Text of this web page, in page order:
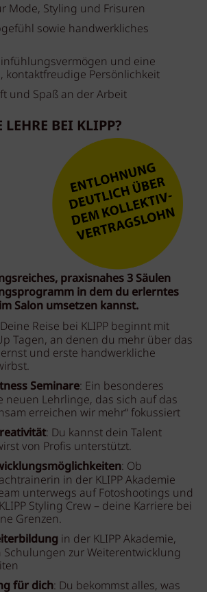
Mode, Styling und Frisuren
sowie handwerkliches
und eine
kontaktfreudige Persönlichkeit
und Spaß an der Arbeit
BEI KLIPP?
praxisnahes 3 Säulen
in dem du erlerntes
Salon umsetzen kannst.
Reise bei KLIPP beginnt mit
Tagen, an denen du mehr über das
und erste handwerkliche
Seminare: Ein besonderes
neuen Lehrlinge, das sich auf das
erreichen wir mehr“ fokussiert
: Du kannst dein Talent
von Profis unterstützt.
: Ob
in der KLIPP Akademie
unterwegs auf Fotoshootings und
Styling Crew – deine Karriere bei
Grenzen.
in der KLIPP Akademie,
zur Weiterentwicklung
für dich: Du bekommst alles, was